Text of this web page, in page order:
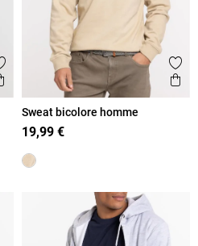
aux favoris
Aperçu rapide
Sweat bicolore homme
19,99 €